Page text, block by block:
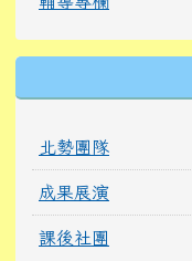
北勢團隊
成果展演
課後社團